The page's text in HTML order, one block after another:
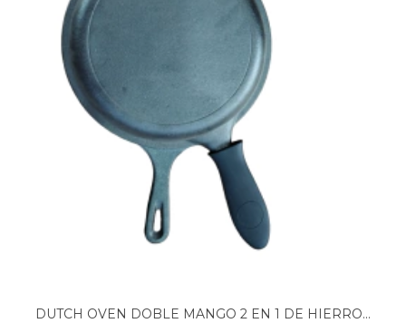
DUTCH OVEN DOBLE MANGO 2 EN 1 DE HIERRO...